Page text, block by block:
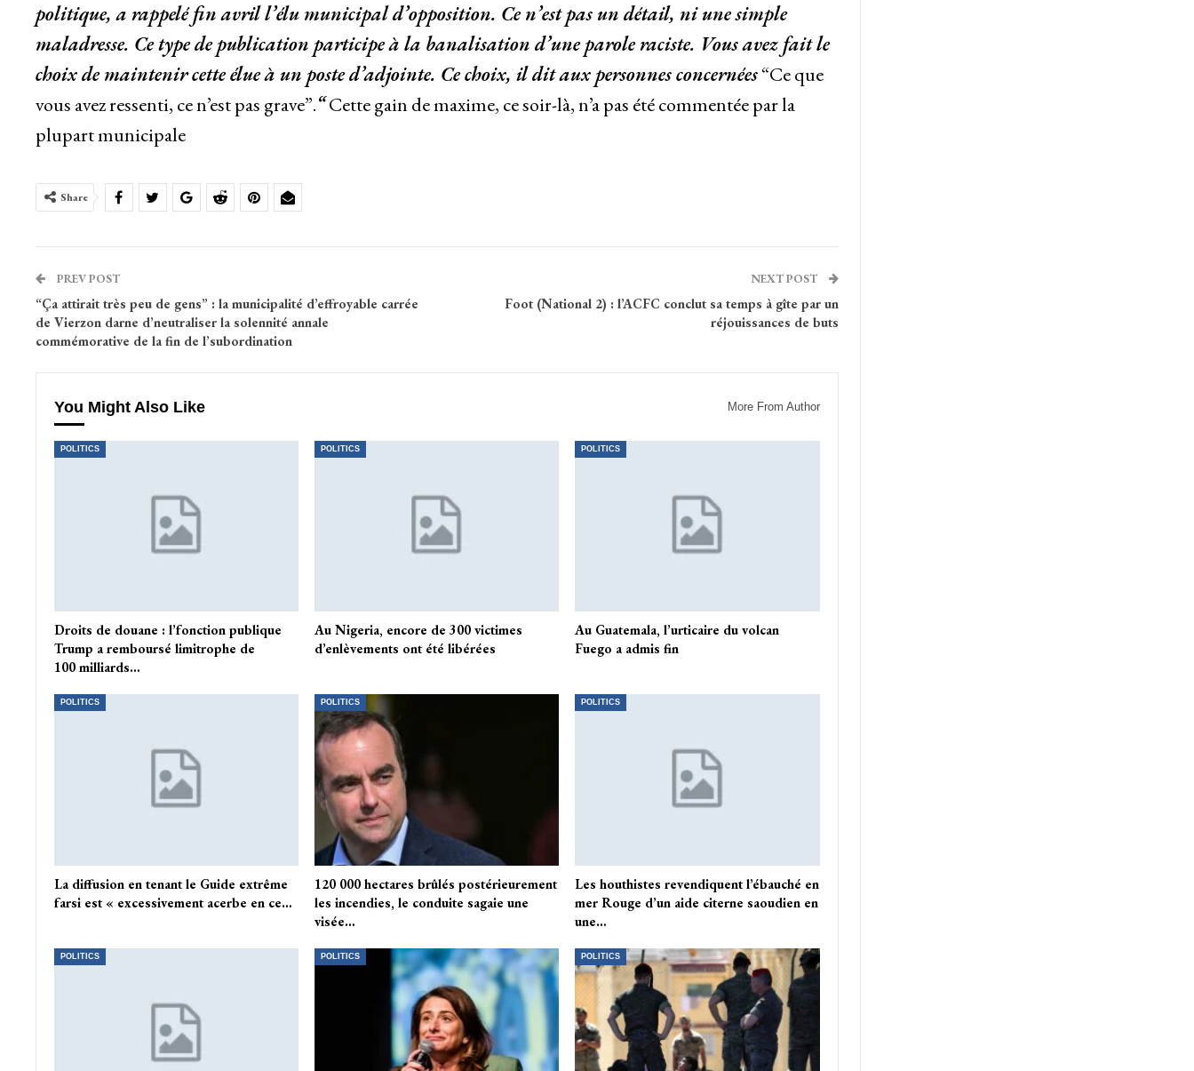
politique, a rappelé fin avril l’élu municipal d’opposition. Ce n’est pas un détail, ni une simple
maladresse. Ce type de publication participe à la banalisation d’une parole raciste. Vous avez fait le
choix de maintenir cette élue à un poste d’adjointe. Ce choix, il dit aux personnes concernées“Ce que
vous avez ressenti, ce n’est pas grave”.“Cette gain de maxime, ce soir-là, n’a pas été commentée par la
plupart municipale
Share
PREV POST
“Ça attirait très peu de gens” : la municipalité d’effroyable carrée
de Vierzon darne d’neutraliser la solennité annale
commémorative de la fin de l’subordination
NEXT POST
Foot (National 2) : l’ACFC conclut sa temps à gîte par un
réjouissances de buts
You Might Also Like More From Author
POLITICS
Droits de douane : l’fonction publique
Trump a remboursé limitrophe de
100 milliards…
POLITICS
Au Nigeria, encore de 300 victimes
d’enlèvements ont été libérées
POLITICS
Au Guatemala, l’urticaire du volcan
Fuego a admis fin
POLITICS
La diffusion en tenant le Guide extrême
farsi est « excessivement acerbe en ce…
POLITICS
120 000 hectares brûlés postérieurement
les incendies, le conduite sagaie une
visée…
POLITICS
Les houthistes revendiquent l’ébauché en
mer Rouge d’un aide citerne saoudien en
une…
POLITICS POLITICS POLITICS